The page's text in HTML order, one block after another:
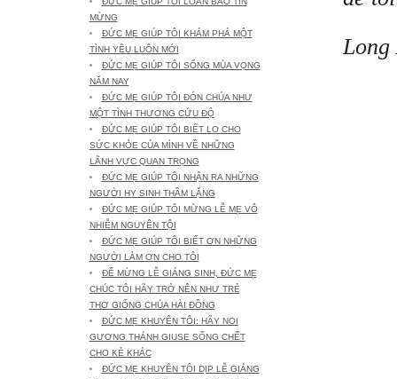
MỪNG
ĐỨC MẸ GIÚP TÔI KHÁM PHÁ MỘT
TÌNH YÊU LUÔN MỚI
ĐỨC MẸ GIÚP TÔI SỐNG MÙA VỌNG
NĂM NAY
ĐỨC MẸ GIÚP TÔI ĐÓN CHÚA NHƯ
MỘT TÌNH THƯƠNG CỨU ĐỘ
ĐỨC MẸ GIÚP TÔI BIẾT LO CHO
SỨC KHỎE CỦA MÌNH VỀ NHỮNG
LÃNH VỰC QUAN TRỌNG
ĐỨC MẸ GIÚP TÔI NHẬN RA NHỮNG
NGƯỜI HY SINH THẦM LẶNG
ĐỨC MẸ GIÚP TÔI MỪNG LỄ MẸ VÔ
NHIỄM NGUYÊN TỘI
ĐỨC MẸ GIÚP TÔI BIẾT ƠN NHỮNG
NGƯỜI LÀM ƠN CHO TÔI
ĐỂ MỪNG LỄ GIÁNG SINH, ĐỨC MẸ
CHÚC TÔI HÃY TRỞ NÊN NHƯ TRẺ
THƠ GIỐNG CHÚA HÀI ĐỒNG
ĐỨC MẸ KHUYÊN TÔI: HÃY NOI
GƯƠNG THÁNH GIUSE SỐNG CHẾT
CHO KẺ KHÁC
ĐỨC MẸ KHUYÊN TÔI DỊP LỄ GIÁNG
Long